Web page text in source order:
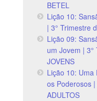
BETEL
Lição 10:
| 3° Trimestre
Lição 09:
um Jovem |
JOVENS
Lição 10: Uma
os Poderosos
ADULTOS